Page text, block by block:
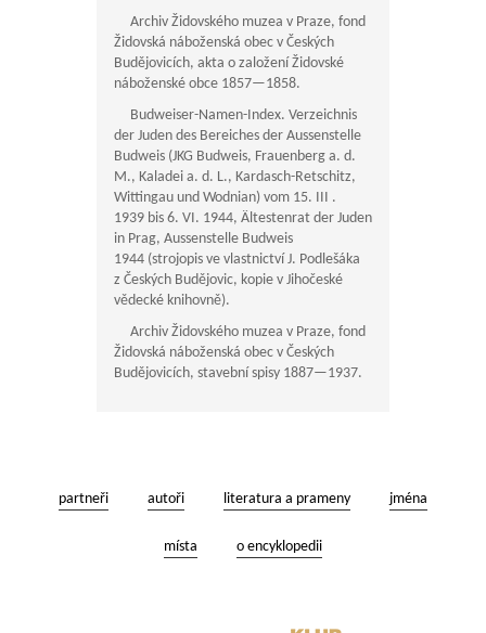
Archiv Židovského muzea v Praze, fond
Židovská náboženská obec v Českých
Budějovicích, akta o založení Židovské
náboženské obce 1857—1858.
Budweiser-Namen-Index. Verzeichnis
der Juden des Bereiches der Aussenstelle
Budweis (JKG Budweis, Frauenberg a. d.
M., Kaladei a. d. L., Kardasch-Retschitz,
Wittingau und Wodnian) vom 15. III .
1939 bis 6. VI. 1944, Ältestenrat der Juden
in Prag, Aussenstelle Budweis
1944 (strojopis ve vlastnictví J. Podlešáka
z Českých Budějovic, kopie v Jihočeské
vědecké knihovně).
Archiv Židovského muzea v Praze, fond
Židovská náboženská obec v Českých
Budějovicích, stavební spisy 1887—1937.
partneři autoři literatura a prameny jména
místa o encyklopedii